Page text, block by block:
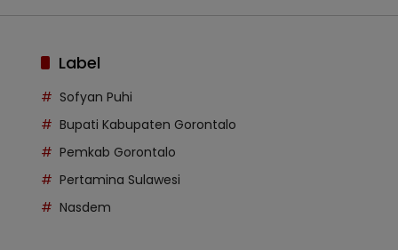
Label
Sofyan Puhi
Bupati Kabupaten Gorontalo
Pemkab Gorontalo
Pertamina Sulawesi
Nasdem